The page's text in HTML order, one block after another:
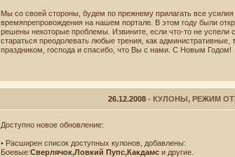
Мы со своей стороны, будем по прежнему прилагать все
времяпрепровождения на нашем портале. В этом году были
решены некоторые проблемы. Извините, если что-то не успели
стараться преодолевать любые трения, как административные,
праздником, господа и спасибо, что Вы с нами. С Новым Годом!
26.12.2008 - КУЛОНЫ, РЕЖИМ
Доступно новое обновление:
• Расширен список доступных кулонов, добавлены:
Боевые:Сверлячок,Ловкий Пупс,Какдамс и другие.